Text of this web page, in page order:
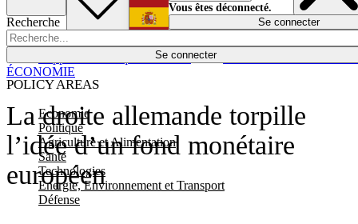
Recherche
Se connecter
POLICY AREAS
Economie
Politique
Agriculture et Alimentation
Santé
Technologies
Energie, Environnement et Transport
Défense
Économie
Español
Vous êtes déconnecté.
Se connecter
La droite allemande torpille
l’idée d’un fond monétaire
européen
ÉCONOMIE